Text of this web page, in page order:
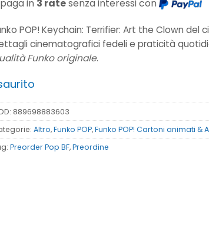
in 3 ratesenza interessi con
POP! Keychain: Terrifier: Art the Clown
cinematografici fedeli e praticità
Funko originale.
889698883603
Altro,Funko POP,Funko POP! Cartoni animati &
Preorder Pop BF,Preordine